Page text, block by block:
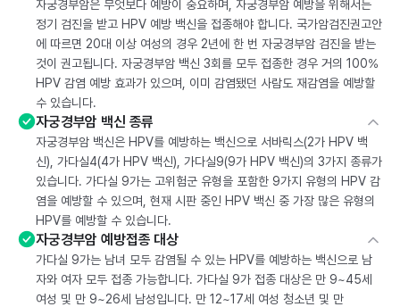
자궁경부암은 무엇보다 예방이 중요하며, 자궁경부암 예방을 위해서는
정기 검진을 받고 HPV 예방 백신을 접종해야 합니다. 국가암검진권고안
에 따르면 20대 이상 여성의 경우 2년에 한 번 자궁경부암 검진을 받는
것이 권고됩니다. 자궁경부암 백신 3회를 모두 접종한 경우 거의 100%
HPV 감염 예방 효과가 있으며, 이미 감염됐던 사람도 재감염을 예방할
수 있습니다.
자궁경부암 백신 종류
자궁경부암 백신은 HPV를 예방하는 백신으로 서바릭스(2가 HPV 백
신), 가다실4(4가 HPV 백신), 가다실9(9가 HPV 백신)의 3가지 종류가
있습니다. 가다실 9가는 고위험군 유형을 포함한 9가지 유형의 HPV 감
염을 예방할 수 있으며, 현재 시판 중인 HPV 백신 중 가장 많은 유형의
HPV를 예방할 수 있습니다.
자궁경부암 예방접종 대상
가다실 9가는 남녀 모두 감염될 수 있는 HPV를 예방하는 백신으로 남
자와 여자 모두 접종 가능합니다. 가다실 9가 접종 대상은 만 9~45세
여성 및 만 9~26세 남성입니다. 만 12~17세 여성 청소년 및 만